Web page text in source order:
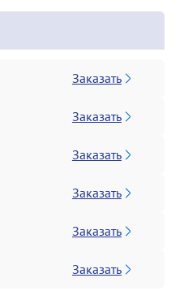
Заказать
Заказать
Заказать
Заказать
Заказать
Заказать